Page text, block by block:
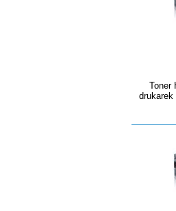
Toner
drukarek